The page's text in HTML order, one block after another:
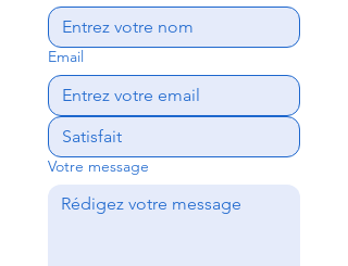
Email
Votre message